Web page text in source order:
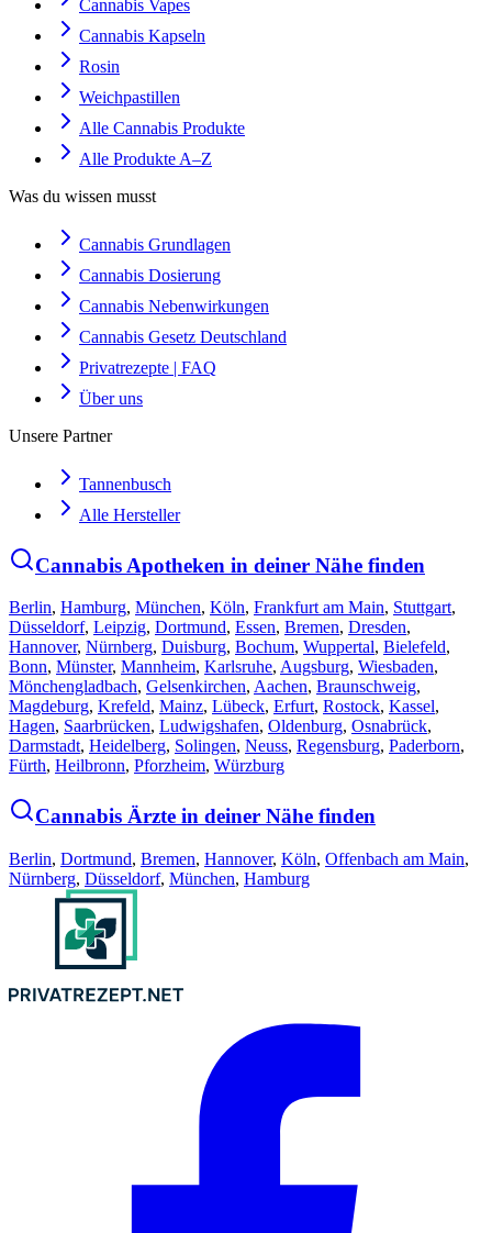
Cannabis Vapes
Cannabis Kapseln
Rosin
Weichpastillen
Alle Cannabis Produkte
Alle Produkte A–Z
Was du wissen musst
Cannabis Grundlagen
Cannabis Dosierung
Cannabis Nebenwirkungen
Cannabis Gesetz Deutschland
Privatrezepte | FAQ
Über uns
Unsere Partner
Tannenbusch
Alle Hersteller
Cannabis Apotheken in deiner Nähe finden
Berlin, Hamburg, München, Köln, Frankfurt am Main, Stuttgart,
Düsseldorf, Leipzig, Dortmund, Essen, Bremen, Dresden,
Hannover, Nürnberg, Duisburg, Bochum, Wuppertal, Bielefeld,
Bonn, Münster, Mannheim, Karlsruhe, Augsburg, Wiesbaden,
Mönchengladbach, Gelsenkirchen, Aachen, Braunschweig,
Magdeburg, Krefeld, Mainz, Lübeck, Erfurt, Rostock, Kassel,
Hagen, Saarbrücken, Ludwigshafen, Oldenburg, Osnabrück,
Darmstadt, Heidelberg, Solingen, Neuss, Regensburg, Paderborn,
Fürth, Heilbronn, Pforzheim, Würzburg
Cannabis Ärzte in deiner Nähe finden
Berlin, Dortmund, Bremen, Hannover, Köln, Offenbach am Main,
Nürnberg, Düsseldorf, München, Hamburg